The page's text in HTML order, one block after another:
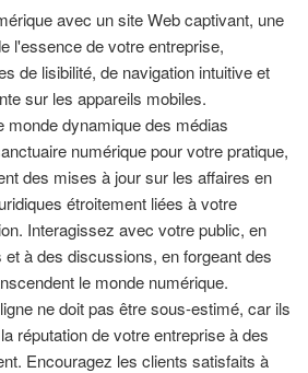
avec un site Web captivant, une
l'essence de votre entreprise,
de lisibilité, de navigation intuitive et
sur les appareils mobiles.
monde dynamique des médias
numérique pour votre pratique,
des mises à jour sur les affaires en
étroitement liées à votre
Interagissez avec votre public, en
à des discussions, en forgeant des
le monde numérique.
ne doit pas être sous-estimé, car ils
réputation de votre entreprise à des
Encouragez les clients satisfaits à